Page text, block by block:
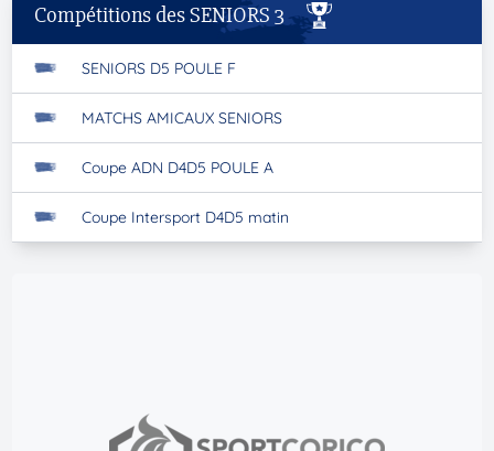
Compétitions des SENIORS 3
SENIORS D5 POULE F
MATCHS AMICAUX SENIORS
Coupe ADN D4D5 POULE A
Coupe Intersport D4D5 matin